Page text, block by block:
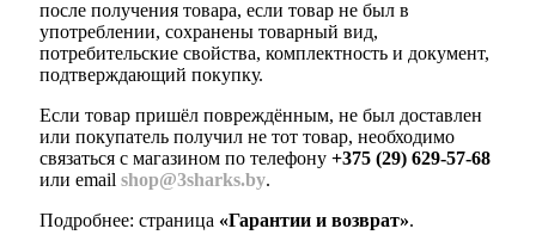
после получения товара, если товар не был в
употреблении, сохранены товарный вид,
потребительские свойства, комплектность и документ,
подтверждающий покупку.
Если товар пришёл повреждённым, не был доставлен
или покупатель получил не тот товар, необходимо
связаться с магазином по телефону +375 (29) 629-57-68
или email shop@3sharks.by.
Подробнее: страница «Гарантии и возврат».